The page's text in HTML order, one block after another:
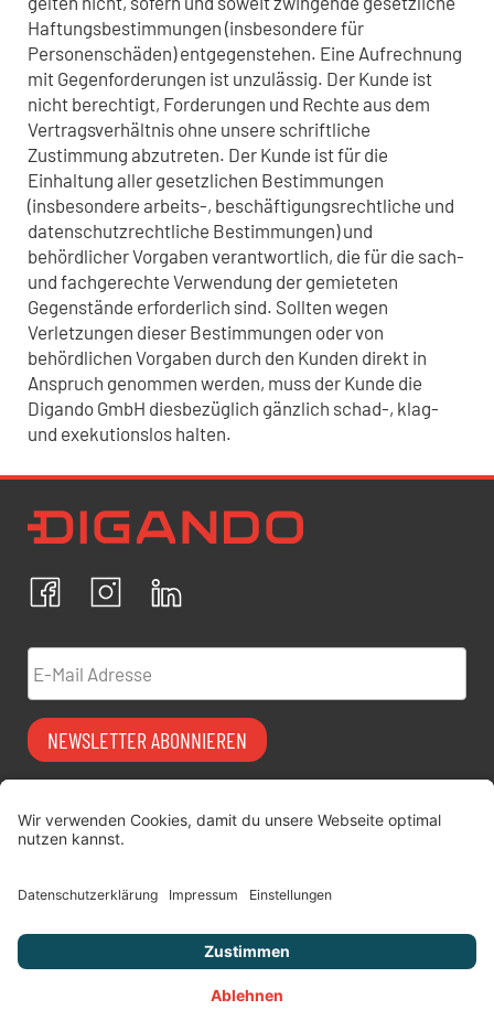
Haftungsbestimmungen (insbesondere für
Personenschäden) entgegenstehen. Eine Aufrechnung
mit Gegenforderungen ist unzulässig. Der Kunde ist
nicht berechtigt, Forderungen und Rechte aus dem
Vertragsverhältnis ohne unsere schriftliche
Zustimmung abzutreten. Der Kunde ist für die
Einhaltung aller gesetzlichen Bestimmungen
(insbesondere arbeits-, beschäftigungsrechtliche und
datenschutzrechtliche Bestimmungen) und
behördlicher Vorgaben verantwortlich, die für die sach-
und fachgerechte Verwendung der gemieteten
Gegenstände erforderlich sind. Sollten wegen
Verletzungen dieser Bestimmungen oder von
behördlichen Vorgaben durch den Kunden direkt in
Anspruch genommen werden, muss der Kunde die
Digando GmbH diesbezüglich gänzlich schad-, klag-
und exekutionslos halten.
FacebookInstagram
Ich bestätige, dass ich die
Datenschutzrichtlinien
personenbezogenen Daten einverstanden.
E-Mail Adresse
NEWSLETTER ABONNIEREN
Vermiet-Partner
digitimes | blog
Über uns
Jobs
FAQ
Datenschutz
AGB
Versicherung